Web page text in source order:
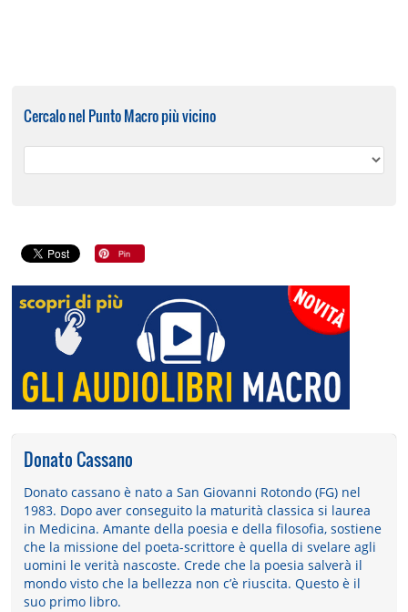
Cercalo nel Punto Macro più vicino
Donato Cassano
Donato cassano è nato a San Giovanni Rotondo (FG) nel
1983. Dopo aver conseguito la maturità classica si laurea
in Medicina. Amante della poesia e della filosofia, sostiene
che la missione del poeta-scrittore è quella di svelare agli
uomini le verità nascoste. Crede che la poesia salverà il
mondo visto che la bellezza non c’è riuscita. Questo è il
suo primo libro.